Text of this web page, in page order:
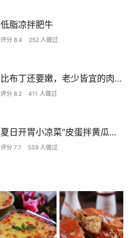
低脂凉拌肥牛
评分 8.4 252 人做过
比布丁还要嫩，老少皆宜的肉沫蒸蛋
评分 8.2 411 人做过
夏日开胃小凉菜“皮蛋拌黄瓜🥒”开胃减脂
评分 7.7 539 人做过